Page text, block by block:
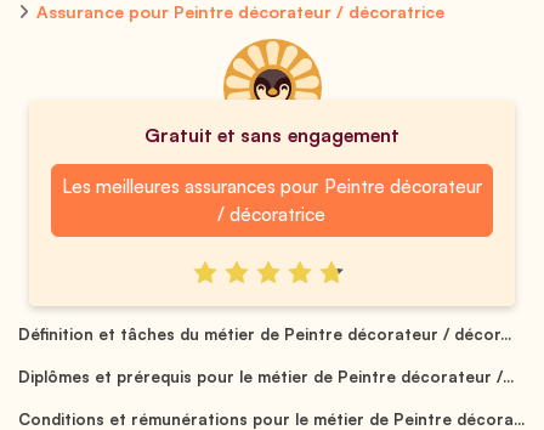
Assurance pour Peintre décorateur / décoratrice
Gratuit et sans engagement
Les meilleures assurances pour Peintre décorateur
/ décoratrice
Définition et tâches du métier de Peintre décorateur / décor...
Diplômes et prérequis pour le métier de Peintre décorateur /...
Conditions et rémunérations pour le métier de Peintre décora...